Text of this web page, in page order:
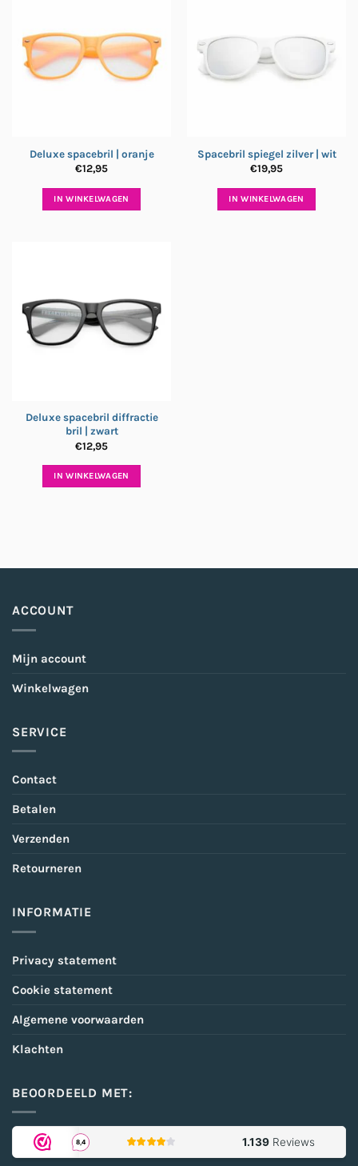
Deluxe spacebril | oranje
€12,95
IN WINKELWAGEN
Spacebril spiegel zilver | wit
€19,95
IN WINKELWAGEN
Deluxe spacebril diffractie
bril | zwart
€12,95
IN WINKELWAGEN
ACCOUNT
Mijn account
Winkelwagen
SERVICE
Contact
Betalen
Verzenden
Retourneren
INFORMATIE
Privacy statement
Cookie statement
Algemene voorwaarden
Klachten
BEOORDEELD MET: